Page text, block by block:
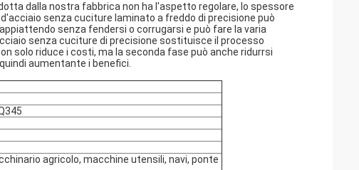
dalla nostra fabbrica non ha l'aspetto regolare, lo spessore
senza cuciture laminato a freddo di precisione può
senza fendersi o corrugarsi e può fare la varia
senza cuciture di precisione sostituisce il processo
solo riduce i costi, ma la seconda fase può anche ridurrsi
aumentante i benefici.
agricolo, macchine utensili, navi, ponte